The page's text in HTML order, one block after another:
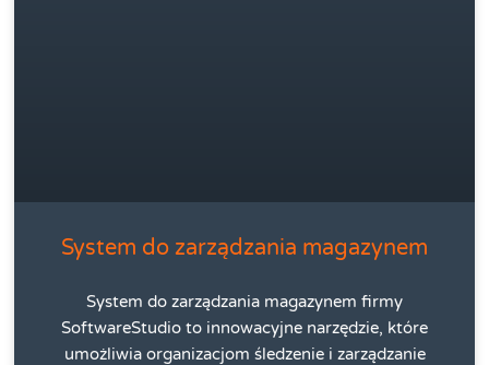
System do zarządzania magazynem
System do zarządzania magazynem firmy
SoftwareStudio to innowacyjne narzędzie, które
umożliwia organizacjom śledzenie i zarządzanie